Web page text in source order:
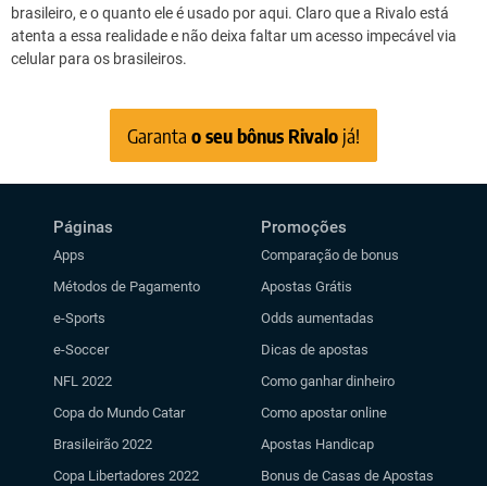
brasileiro, e o quanto ele é usado por aqui. Claro que a Rivalo está
atenta a essa realidade e não deixa faltar um acesso impecável via
celular para os brasileiros.
Garanta o seu bônus Rivalo já!
Páginas
Apps
Métodos de Pagamento
e-Sports
e-Soccer
NFL 2022
Copa do Mundo Catar
Brasileirão 2022
Copa Libertadores 2022
Promoções
Comparação de bonus
Apostas Grátis
Odds aumentadas
Dicas de apostas
Como ganhar dinheiro
Como apostar online
Apostas Handicap
Bonus de Casas de Apostas